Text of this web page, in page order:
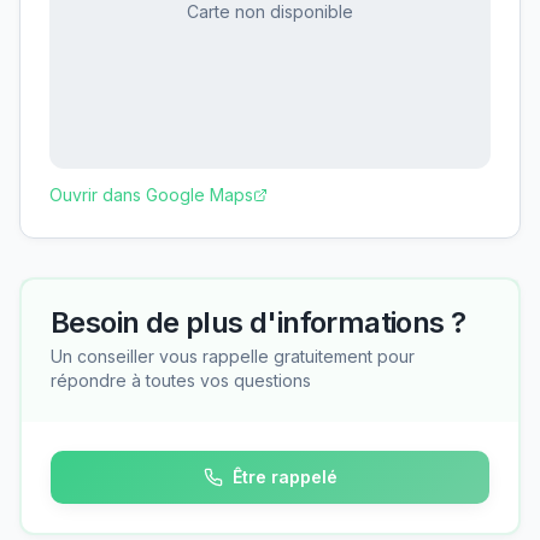
Carte non disponible
Ouvrir dans Google Maps
Besoin de plus d'informations ?
Un conseiller vous rappelle gratuitement pour
répondre à toutes vos questions
Être rappelé